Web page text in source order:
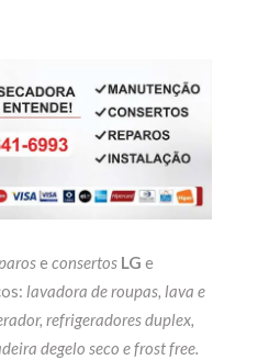
e consertos LG e
lavadora de roupas, lava e
refrigeradores duplex,
degelo seco e frost free.